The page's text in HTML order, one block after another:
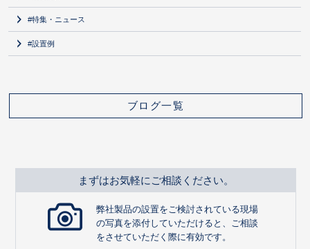
#特集・ニュース
#設置例
ブログ一覧
まずはお気軽にご相談ください。
弊社製品の設置をご検討されている現場
の写真を添付していただけると、ご相談
をさせていただく際に有効です。